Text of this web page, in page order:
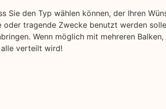
Sie den Typ wählen können, der Ihren
tragende Zwecke benutzt werden
Wenn möglich mit mehreren
verteilt wird!